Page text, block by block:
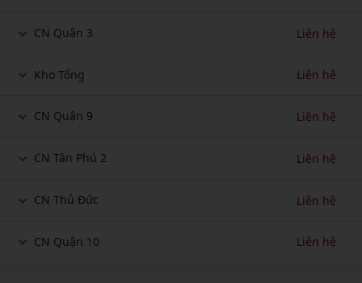
CN Quận 3 Liên hệ
Kho Tổng Liên hệ
CN Quận 9 Liên hệ
CN Tân Phú 2 Liên hệ
CN Thủ Đức Liên hệ
CN Quận 10 Liên hệ